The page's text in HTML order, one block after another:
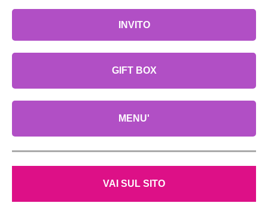
INVITO
GIFT BOX
MENU'
VAI SUL SITO